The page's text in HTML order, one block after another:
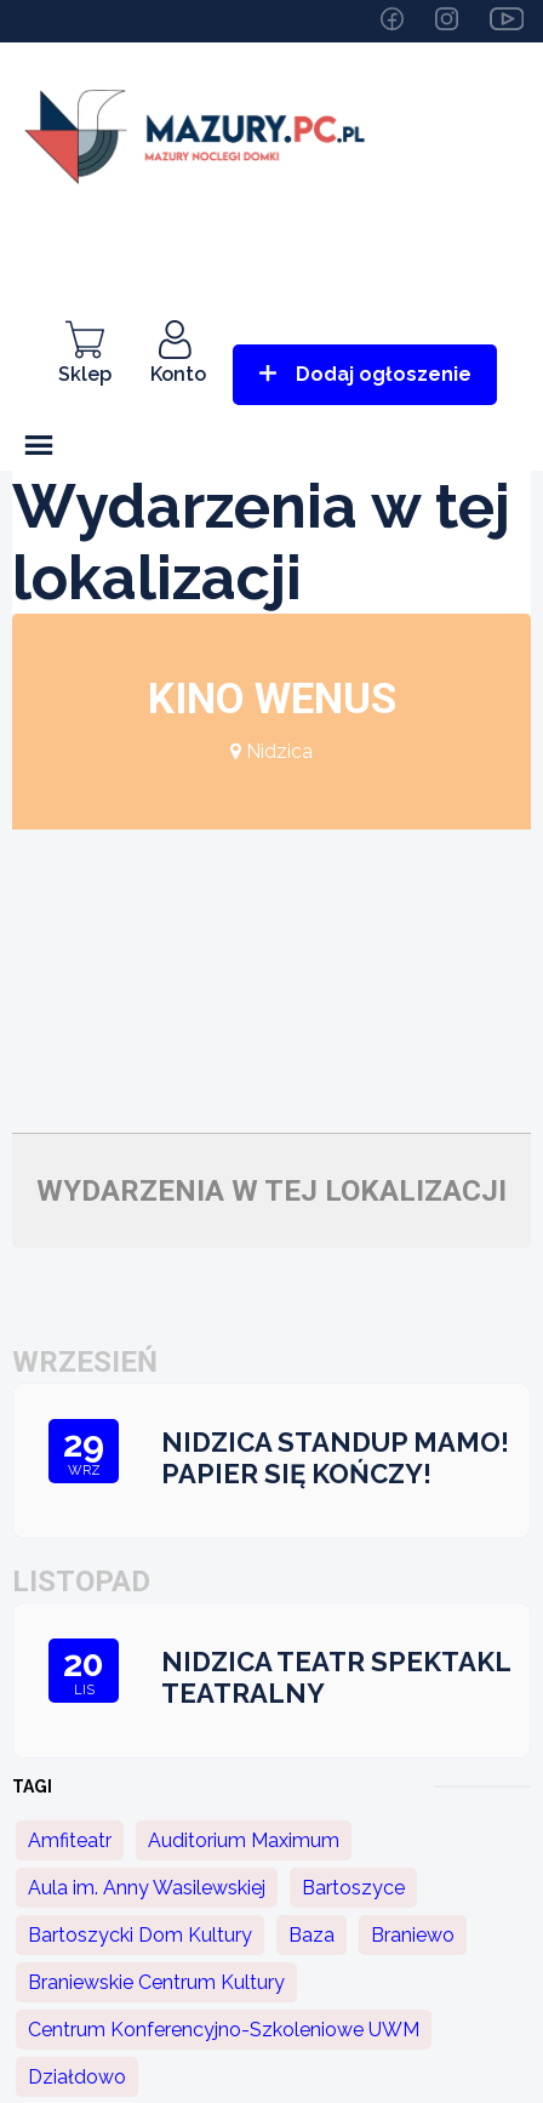
Sklep Konto Dodaj ogłoszenie
Wydarzenia w tej
lokalizacji
KINO WENUS
Nidzica
WYDARZENIA W TEJ LOKALIZACJI
WRZESIEŃ
29
WRZ
NIDZICA STANDUP MAMO!
PAPIER SIĘ KOŃCZY!
LISTOPAD
20
LIS
NIDZICA TEATR SPEKTAKL
TEATRALNY
TAGI
Amfiteatr Auditorium Maximum
Aula im. Anny Wasilewskiej Bartoszyce
Bartoszycki Dom Kultury Baza Braniewo
Braniewskie Centrum Kultury
Centrum Konferencyjno-Szkoleniowe UWM
Działdowo